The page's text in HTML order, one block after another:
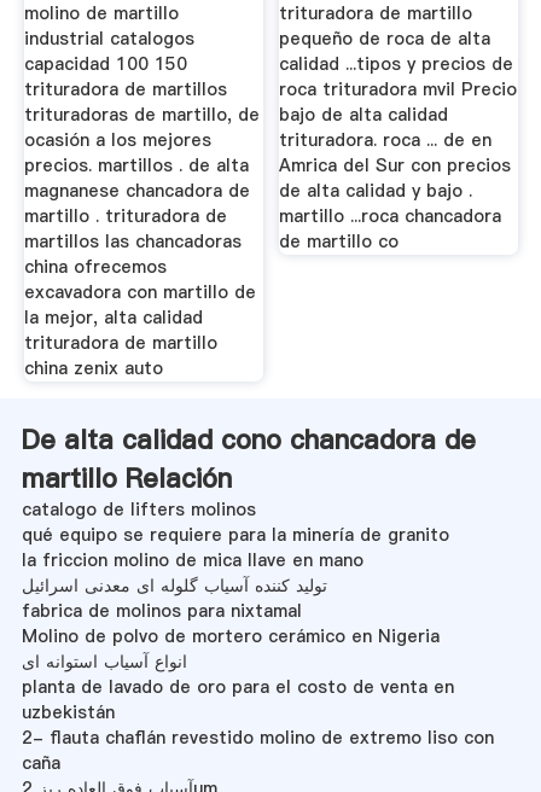
molino de martillo
industrial catalogos
capacidad 100 150
trituradora de martillos
trituradoras de martillo, de
ocasión a los mejores
precios. martillos . de alta
magnanese chancadora de
martillo . trituradora de
martillos las chancadoras
china ofrecemos
excavadora con martillo de
la mejor, alta calidad
trituradora de martillo
china zenix auto
trituradora de martillo
pequeño de roca de alta
calidad ...tipos y precios de
roca trituradora mvil Precio
bajo de alta calidad
trituradora. roca ... de en
Amrica del Sur con precios
de alta calidad y bajo .
martillo ...roca chancadora
de martillo co
De alta calidad cono chancadora de
martillo Relación
catalogo de lifters molinos
qué equipo se requiere para la minería de granito
la friccion molino de mica llave en mano
تولید کننده آسیاب گلوله ای معدنی اسرائیل
fabrica de molinos para nixtamal
Molino de polvo de mortero cerámico en Nigeria
انواع آسیاب استوانه ای
planta de lavado de oro para el costo de venta en
uzbekistán
2- flauta chaflán revestido molino de extremo liso con
caña